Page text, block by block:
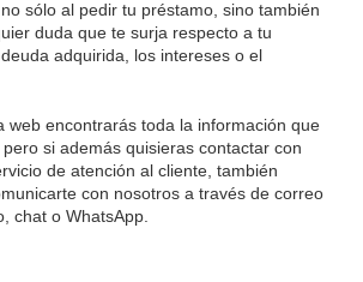
a otras páginas de Axi Card. Política
sólo al pedir tu préstamo, sino también
duda que te surja respecto a tu
adquirida, los intereses o el
web encontrarás toda la información que
pero si además quisieras contactar con
de atención al cliente, también
con nosotros a través de correo
chat o WhatsApp.